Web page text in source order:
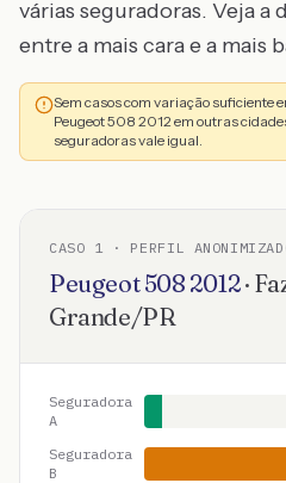
várias seguradoras. Veja a
entre a mais cara e a mais
Sem casos com variação suficiente
Peugeot 508 2012 em outras
seguradoras vale igual.
CASO 1 · PERFIL
Peugeot508 2012·
Grande/PR
Seguradora
A
Seguradora
B